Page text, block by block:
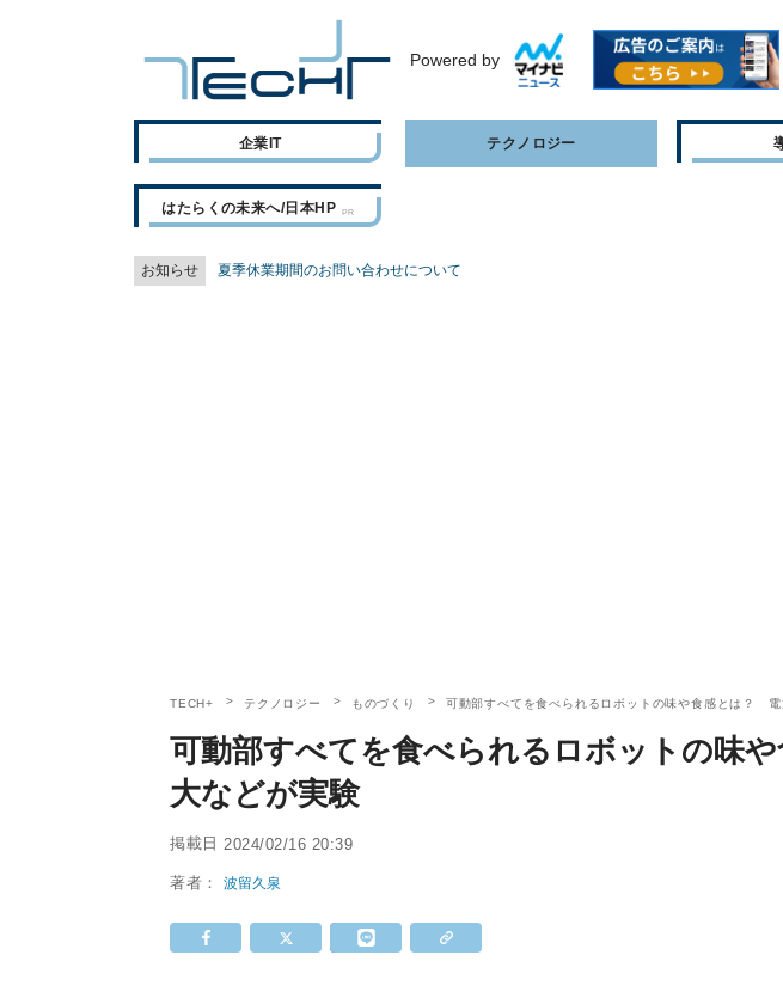
Powered by
企業IT テクノロジー
はたらくの未来へ/日本HP
お知らせ 夏季休業期間のお問い合わせについて
TECH+ テクノロジー ものづくり 可動部すべてを食べられるロボットの味や食感とは？ 電
可動部すべてを食べられるロボットの味
大などが実験
掲載日 2024/02/16 20:39
著者：波留久泉